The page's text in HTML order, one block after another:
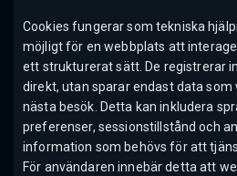
Cookies fungerar som tekniska
möjligt för en webbplats att
ett strukturerat sätt. De registrerar
direkt, utan sparar endast data som
nästa besök. Detta kan inkludera
preferenser, sessionstillstånd och
information som behövs för att
För användaren innebär detta att